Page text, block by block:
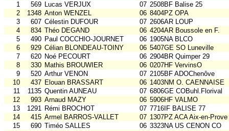
1
569 Lucas VERJUX 07 2508BF Balise 25
2
1348 Anton WENZEL 06 8404PZ OPA
3
607 Célestin DUFOUR 07 2606AR LOUP
4
834 Théo DEGAND 06 4204AR Boussole en F.
5
490 Paul COCCHIO-JOURNET 06 1905NA BLCO
6
929 Célian BLONDEAU-TOINY 06 5407GE SO Luneville
7
620 Noé PECOURT 06 2904BR Quimper 29
8
330 Mathis BROUWIER 06 0207HF VervinsO
9
520 Arthur VENON 07 2105BF ADOChenôve
10
437 Elouan BRASSART 06 1403NM O. CAENNAISE
11
1135 Quentin AUNEAU 07 6806GE COBuhl.Florival
12
993 Arnaud MAZY 06 5906HF VALMO
13
1291 Rémi BROCHOT 07 7716IF BALISE 77
14
415 Armel BARROS-VALLET 07 1307PZ ACA Aix-en-
15
690 Timéo SALLES 06 3323NA US CENON CO